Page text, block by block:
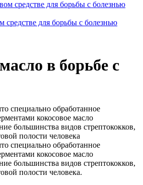
средстве для борьбы с болезнью
в борьбе с
специально обработанное
кокосовое масло
большинства видов стрептококков,
полости человека
специально обработанное
кокосовое масло
большинства видов стрептококков,
полости человека.